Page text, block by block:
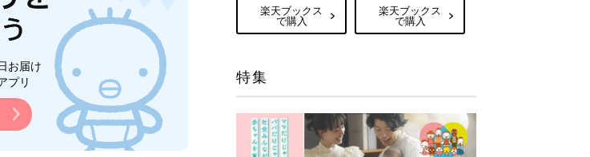
お届け
プリ
楽天ブックス
で購入
楽天ブックス
で購入
特集